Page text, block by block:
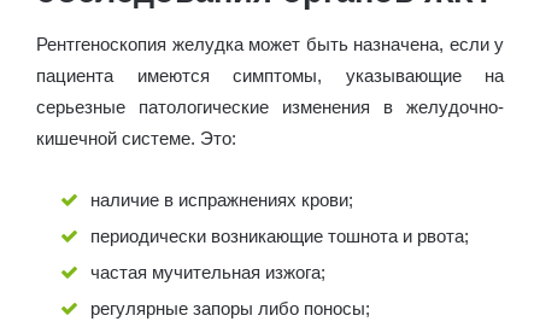
Рентгеноскопия желудка может быть назначена, если у
пациента имеются симптомы, указывающие на
серьезные патологические изменения в желудочно-
кишечной системе. Это:
наличие в испражнениях крови;
периодически возникающие тошнота и рвота;
частая мучительная изжога;
регулярные запоры либо поносы;